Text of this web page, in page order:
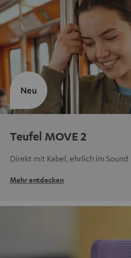
Teufel MOVE 2
Direkt mit Kabel, ehrlich im Sound
Mehr entdecken
Neu